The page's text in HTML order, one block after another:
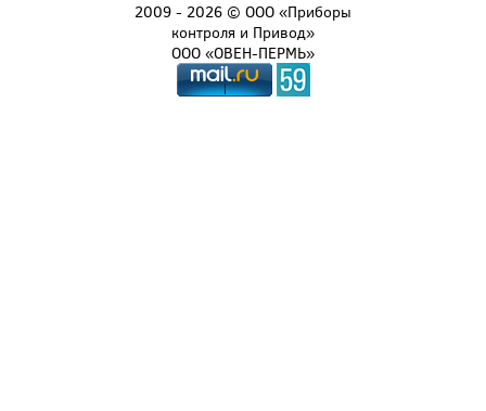
2009 - 2026 © ООО «Приборы
контроля и Привод»
ООО «ОВЕН-ПЕРМЬ»